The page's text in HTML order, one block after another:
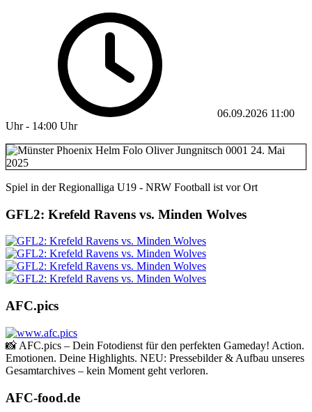
06.09.2026 11:00
Uhr - 14:00 Uhr
Spiel in der Regionalliga U19 - NRW Football ist vor Ort
GFL2: Krefeld Ravens vs. Minden Wolves
AFC.pics
📸 AFC.pics – Dein Fotodienst für den perfekten Gameday! Action.
Emotionen. Deine Highlights. NEU: Pressebilder & Aufbau unseres
Gesamtarchives – kein Moment geht verloren.
AFC-food.de